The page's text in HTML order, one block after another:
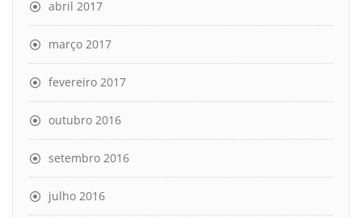
abril 2017
março 2017
fevereiro 2017
outubro 2016
setembro 2016
julho 2016